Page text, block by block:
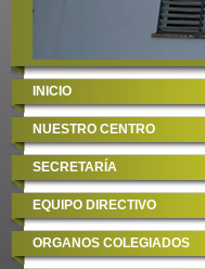
INICIO
NUESTRO CENTRO
SECRETARÍA
EQUIPO DIRECTIVO
ORGANOS COLEGIADOS